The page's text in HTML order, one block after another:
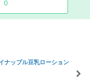
0
ナップル豆乳ローション